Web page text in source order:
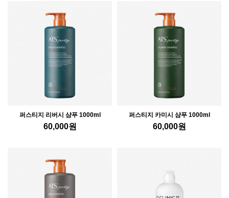
퍼스티지 리버시 샴푸 1000ml
60,000원
퍼스티지 카미시 샴푸 1000ml
60,000원